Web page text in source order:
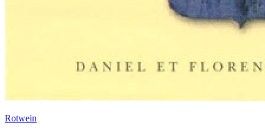
Rotwein